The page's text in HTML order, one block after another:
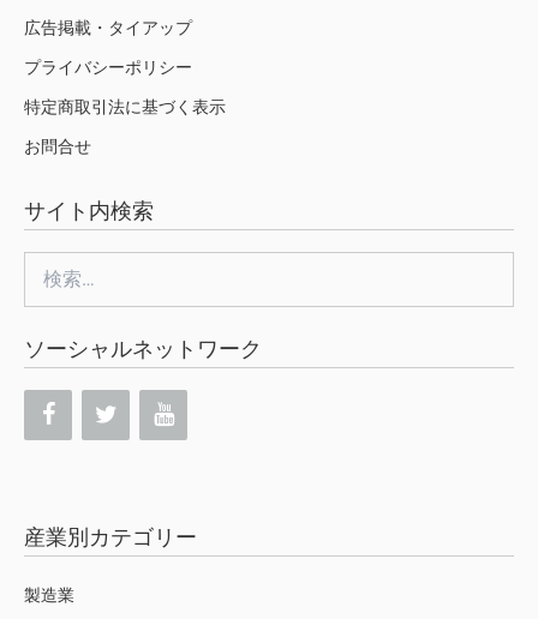
広告掲載・タイアップ
プライバシーポリシー
特定商取引法に基づく表示
お問合せ
サイト内検索
索:
ソーシャルネットワーク
産業別カテゴリー
製造業